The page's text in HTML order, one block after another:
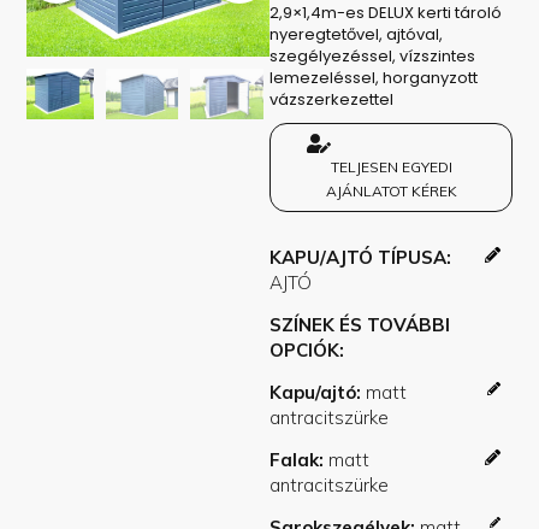
2,9×1,4m-es DELUX kerti tároló
nyeregtetővel, ajtóval,
szegélyezéssel, vízszintes
lemezeléssel, horganyzott
vázszerkezettel
TELJESEN EGYEDI
AJÁNLATOT KÉREK
KAPU/AJTÓ TÍPUSA
SZÍNEK ÉS TOVÁBBI
OPCIÓK
Kapu/ajtó
Falak